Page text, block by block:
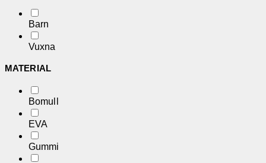
Barn
Vuxna
MATERIAL
Bomull
EVA
Gummi